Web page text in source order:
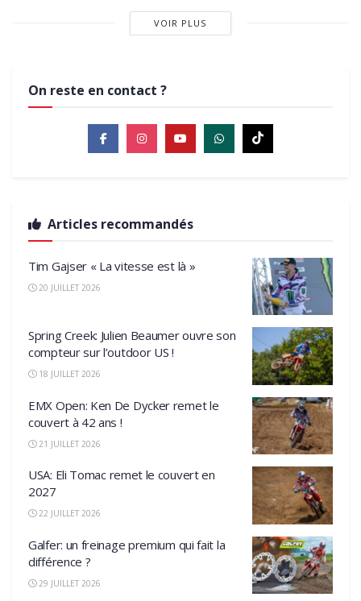
VOIR PLUS
On reste en contact ?
Articles recommandés
Tim Gajser « La vitesse est là »
20 JUILLET 2026
Spring Creek: Julien Beaumer ouvre son
compteur sur l’outdoor US !
18 JUILLET 2026
EMX Open: Ken De Dycker remet le
couvert à 42 ans !
21 JUILLET 2026
USA: Eli Tomac remet le couvert en
2027
22 JUILLET 2026
Galfer: un freinage premium qui fait la
différence ?
29 JUILLET 2026